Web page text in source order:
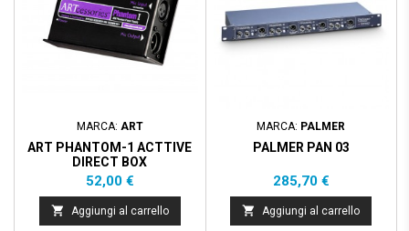
MARCA: ART
ART PHANTOM-1 ACTTIVE
DIRECT BOX
Prezzo
52,00 €
 Aggiungi al carrello
MARCA: PALMER
PALMER PAN 03
Prezzo
285,70 €
 Aggiungi al carrello